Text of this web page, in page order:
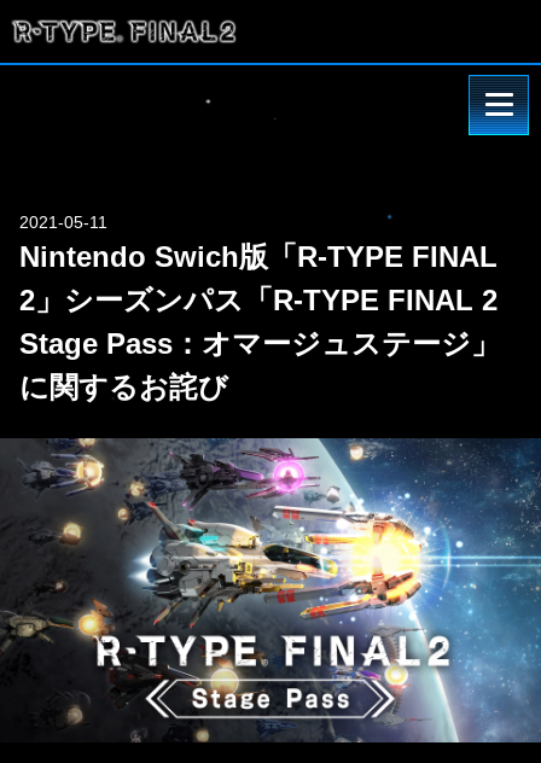
2021-05-11
Nintendo Swich版「R-TYPE FINAL
2」シーズンパス「R-TYPE FINAL 2
Stage Pass：オマージュステージ」
に関するお詫び